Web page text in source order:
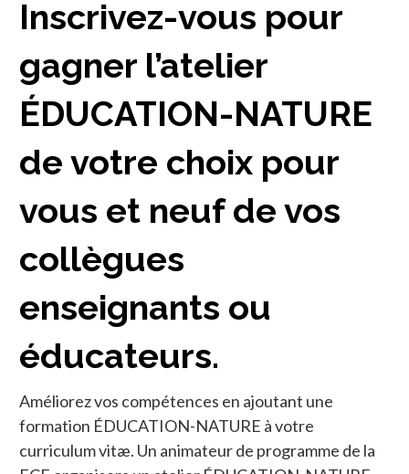
Inscrivez-vous pour
gagner l’atelier
ÉDUCATION-NATURE
de votre choix pour
vous et neuf de vos
collègues
enseignants ou
éducateurs.
Améliorez vos compétences en ajoutant une
formation ÉDUCATION-NATURE à votre
curriculum vitæ. Un animateur de programme de la